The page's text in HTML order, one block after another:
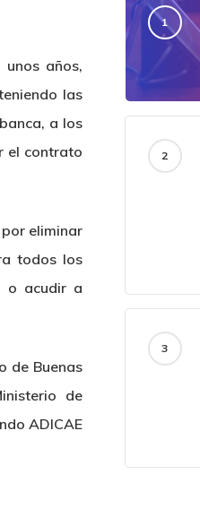
años,
las
a los
el contrato
eliminar
todos los
o acudir a
de Buenas
de
ADICAE